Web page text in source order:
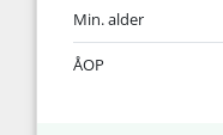
Min. alder
ÅOP